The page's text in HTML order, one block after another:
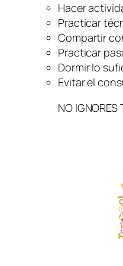
Hacer
Practicar
Compartir
Practicar
Dormir lo
Evitar el
NO IGNORES